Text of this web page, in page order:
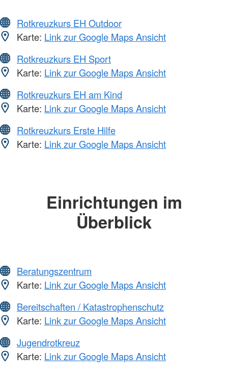
Rotkreuzkurs EH Outdoor
Karte: Link zur Google Maps Ansicht
Rotkreuzkurs EH Sport
Karte: Link zur Google Maps Ansicht
Rotkreuzkurs EH am Kind
Karte: Link zur Google Maps Ansicht
Rotkreuzkurs Erste Hilfe
Karte: Link zur Google Maps Ansicht
Einrichtungen im
Überblick
Beratungszentrum
Karte: Link zur Google Maps Ansicht
Bereitschaften / Katastrophenschutz
Karte: Link zur Google Maps Ansicht
Jugendrotkreuz
Karte: Link zur Google Maps Ansicht